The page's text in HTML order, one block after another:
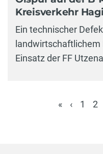
Kreisverkehr
Ein technischer
landwirtschaftlichem
Einsatz der FF
« ‹ 1 2